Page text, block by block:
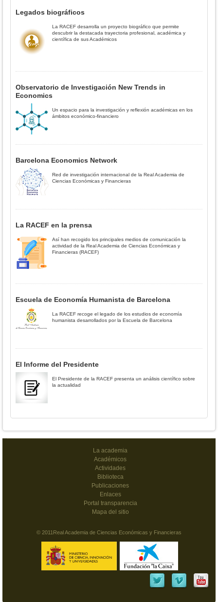
Legados biográficos
La RACEF desarrolla un proyecto biográfico que permite
descubrir la destacada trayectoria profesional, académica y
científica de sus Académicos
Observatorio de Investigación New Trends in
Economics
Un espacio para la investigación y reflexión académicas en los
ámbitos económico-financiero
Barcelona Economics Network
Red de investigación internacional de la Real Academia de
Ciencias Económicas y Financieras
La RACEF en la prensa
Así han recogido los principales medios de comunicación la
actividad de la Real Academia de Ciencias Económicas y
Financieras (RACEF)
Escuela de Economía Humanista de Barcelona
La RACEF recoge el legado de los estudios de economía
humanista desarrollados por la Escuela de Barcelona
El Informe del Presidente
El Presidente de la RACEF presenta un análisis científico sobre
la actualidad
La academia
Académicos
Actividades
Biblioteca
Publicaciones
Enlaces
Portal transparencia
Mapa del sitio
© 2011Real Academia de Ciencias Económicas y Financieras